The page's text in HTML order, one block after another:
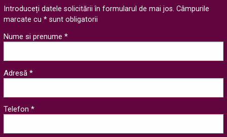
Introduceți datele solicitării în formularul de mai jos. Câmpurile
marcate cu * sunt obligatorii
Nume si prenume *
Adresă *
Telefon *